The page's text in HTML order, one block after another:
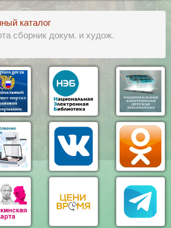
каталог
сборник докум. и худож.